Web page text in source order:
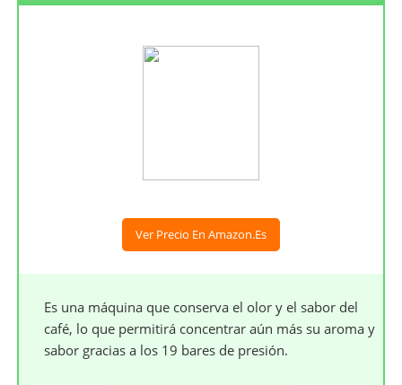
Ver Precio En Amazon.es
Es una máquina que conserva el olor y el sabor del
café, lo que permitirá concentrar aún más su aroma y
sabor gracias a los 19 bares de presión.